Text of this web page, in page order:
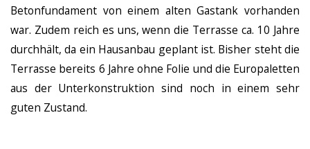
Betonfundament von einem alten Gastank vorhanden
war. Zudem reich es uns, wenn die Terrasse ca. 10 Jahre
durchhält, da ein Hausanbau geplant ist. Bisher steht die
Terrasse bereits 6 Jahre ohne Folie und die Europaletten
aus der Unterkonstruktion sind noch in einem sehr
guten Zustand.